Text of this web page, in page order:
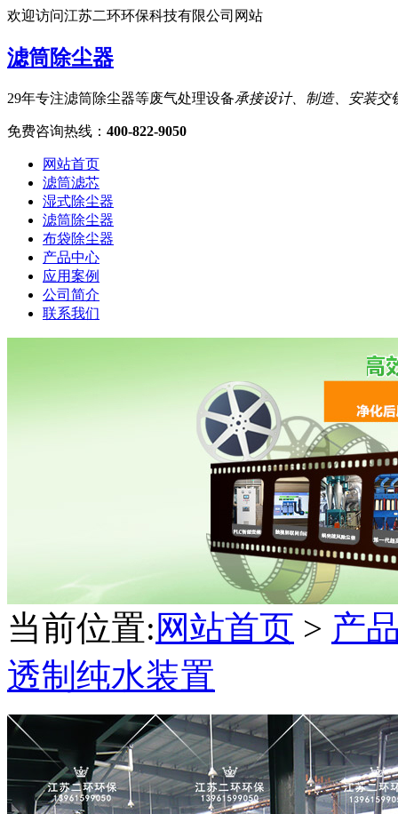
欢迎访问江苏二环环保科技有限公司网站
滤筒除尘器
29年专注滤筒除尘器等废气处理设备承接设计、制造、安装交
免费咨询热线 ： 400-822-9050
网站首页
滤筒滤芯
湿式除尘器
滤筒除尘器
布袋除尘器
产品中心
应用案例
公司简介
联系我们
当前位置: 网站首页 > 产
透制纯水装置